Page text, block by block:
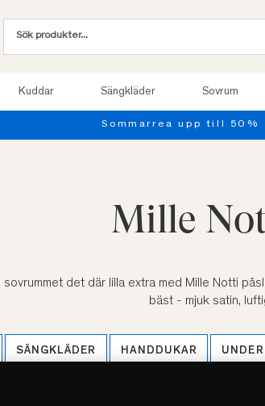
Kuddar Sängkläder Sovrum
Provsov upp till 100
Mille
sovrummet det där lilla extra med Mille Notti
bäst - mjuk satin,
SÄNGKLÄDER HANDDUKAR